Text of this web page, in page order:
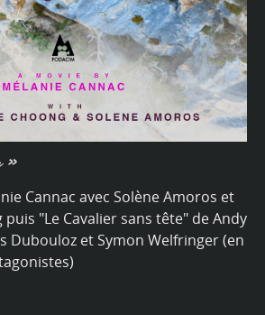
»
Cannac avec Solène Amoros et
"Le Cavalier sans tête" de Andy
Dubouloz et Symon Welfringer (en